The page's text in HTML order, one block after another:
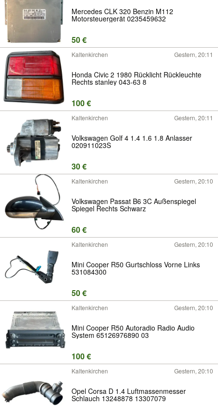
Mercedes CLK 320 Benzin M112
Motorsteuergerät 0235459632
50 €
Kaltenkirchen Gestern, 20:11
Honda Civic 2 1980 Rücklicht Rückleuchte
Rechts stanley 043-63 8
100 €
Kaltenkirchen Gestern, 20:11
Volkswagen Golf 4 1.4 1.6 1.8 Anlasser
020911023S
30 €
Kaltenkirchen Gestern, 20:10
Volkswagen Passat B6 3C Außenspiegel
Spiegel Rechts Schwarz
60 €
Kaltenkirchen Gestern, 20:10
Mini Cooper R50 Gurtschloss Vorne Links
531084300
50 €
Kaltenkirchen Gestern, 20:10
Mini Cooper R50 Autoradio Radio Audio
System 65126976890 03
100 €
Kaltenkirchen Gestern, 20:10
Opel Corsa D 1.4 Luftmassenmesser
Schlauch 13248878 13307079